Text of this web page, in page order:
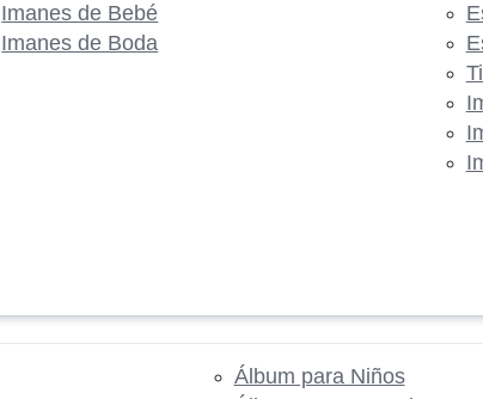
Imanes de Bebé
Imanes de Boda
Álbum para Niños